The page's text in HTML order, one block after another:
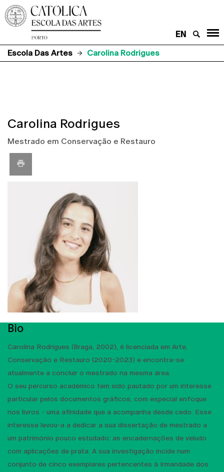
EN
Escola Das Artes
Carolina Rodrigues
Carolina Rodrigues
Mestrado em Conservação e Restauro
Bio
Carolina Rodrigues (Braga, 2002), é licenciada em Arte,
Conservação e Restauro (2020-2023) e encontra-se
atualmente a concluir o mestrado na mesma área.
O seu percurso académico tem sido pautado por um interesse
particular pelos documentos gráficos, com especial enfoque
nos livros - uma afinidade que a acompanha desde cedo. Esse
interesse levou-a a dedicar a sua dissertação de mestrado a
um património pouco estudado: as encadernações de veludo
com aplicações de prata. A sua investigação incide num
conjunto de cinco exemplares pertencentes à Irmandade dos